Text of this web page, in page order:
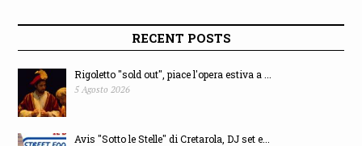
RECENT POSTS
Rigoletto "sold out", piace l'opera estiva a ...
5 Agosto 2026
Avis "Sotto le Stelle" di Cretarola, DJ set e...